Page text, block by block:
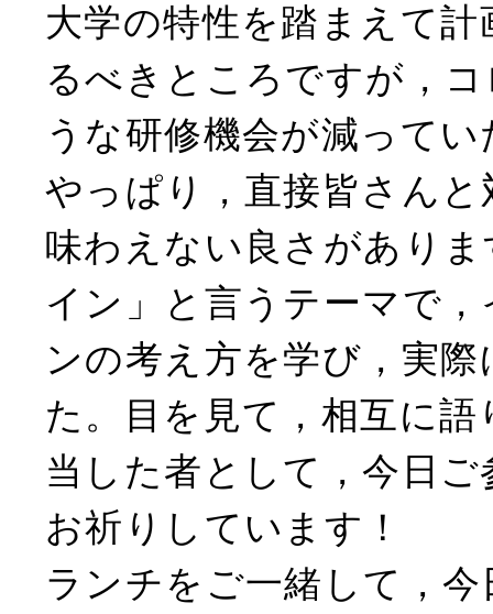
大学の特性を踏まえて
るべきところですが，
うな研修機会が減って
やっぱり，直接皆さん
味わえない良さがあり
イン」と言うテーマで
ンの考え方を学び，実
た。目を見て，相互に
当した者として，今日
お祈りしています！
ランチをご一緒して，